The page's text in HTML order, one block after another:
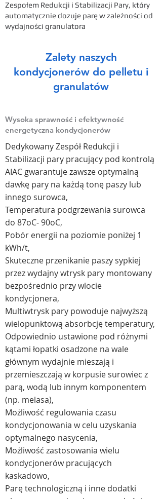
Zespołem Redukcji i Stabilizacji Pary, który
automatycznie dozuje parę w zależności od
wydajności granulatora
Zalety naszych
kondycjonerów do pelletu i
granulatów
Wysoka sprawność i efektywność
energetyczna kondycjonerów
Dedykowany Zespół Redukcji i
Stabilizacji pary pracujący pod kontrolą
AIAC gwarantuje zawsze optymalną
dawkę pary na każdą tonę paszy lub
innego surowca,
Temperatura podgrzewania surowca
do 87oC- 90oC,
Pobór energii na poziomie poniżej 1
kWh/t,
Skuteczne przenikanie paszy sypkiej
przez wydajny wtrysk pary montowany
bezpośrednio przy wlocie
kondycjonera,
Multiwtrysk pary powoduje najwyższą
wielopunktową absorbcję temperatury,
Odpowiednio ustawione pod różnymi
kątami łopatki osadzone na wale
głównym wydajnie mieszają i
przemieszczają w korpusie surowiec z
parą, wodą lub innym komponentem
(np. melasa),
Możliwość regulowania czasu
kondycjonowania w celu uzyskania
optymalnego nasycenia,
Możliwość zastosowania wielu
kondycjonerów pracujących
kaskadowo,
Parę technologiczną i inne dodatki